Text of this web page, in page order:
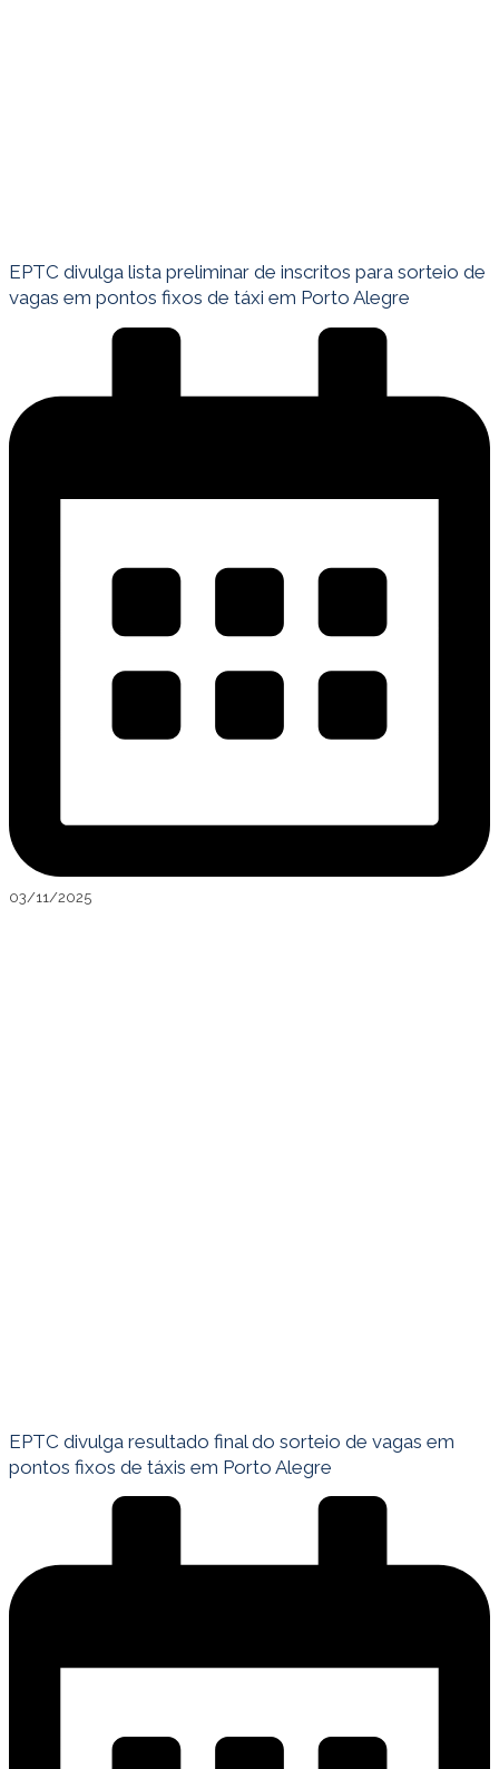
EPTC divulga lista preliminar de inscritos para sorteio de
vagas em pontos fixos de táxi em Porto Alegre
03/11/2025
EPTC divulga resultado final do sorteio de vagas em
pontos fixos de táxis em Porto Alegre